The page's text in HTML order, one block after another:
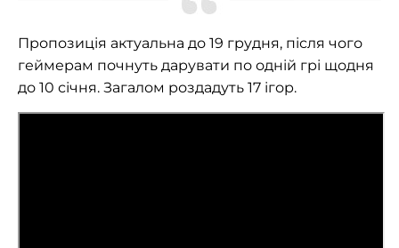
Пропозиція актуальна до 19 грудня, після чого
геймерам почнуть дарувати по одній грі щодня
до 10 січня. Загалом роздадуть 17 ігор.